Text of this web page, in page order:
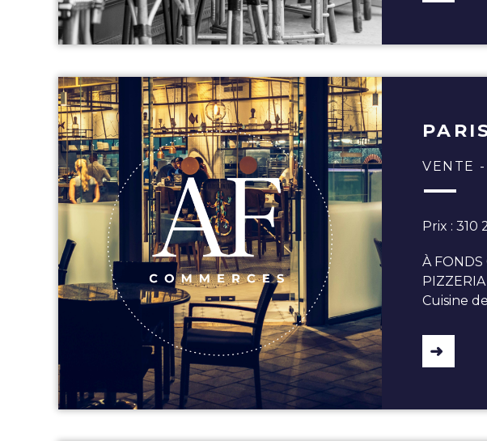
VENTE
Prix : 310
À FONDS
Cuisine